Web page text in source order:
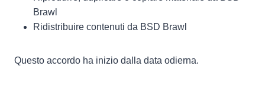
Brawl
Ridistribuire contenuti da BSD Brawl
Questo accordo ha inizio dalla data odierna.